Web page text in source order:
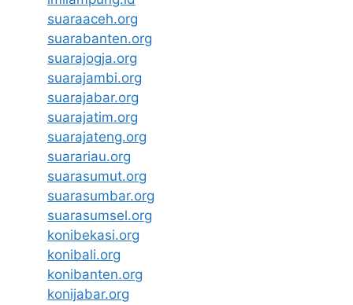
suaraaceh.org
suarabanten.org
suarajogja.org
suarajambi.org
suarajabar.org
suarajatim.org
suarajateng.org
suarariau.org
suarasumut.org
suarasumbar.org
suarasumsel.org
konibekasi.org
konibali.org
konibanten.org
konijabar.org